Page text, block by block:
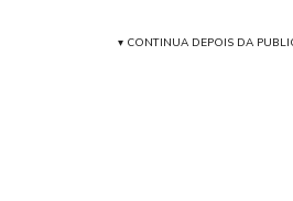
▾ CONTINUA DEPOIS DA